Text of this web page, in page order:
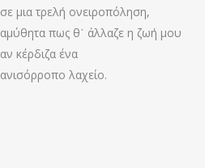
σε μια τρελή ονειροπόληση,
αμύθητα πως θ᾿ άλλαζε η ζωή μου
αν κέρδιζα ένα
ανισόρροπο λαχείο.